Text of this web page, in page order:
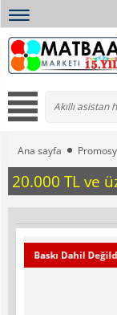
Ana sayfa
20.000 TL ve
Baskı Dahil